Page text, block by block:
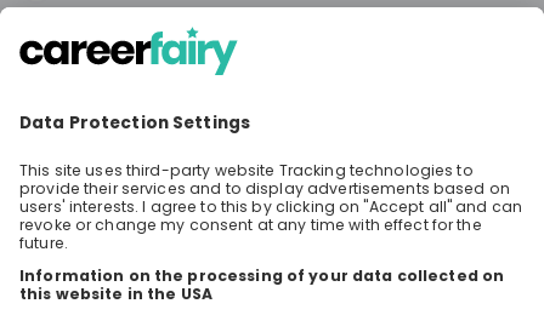
beim Kanton Bern bewegen?
sondern möchtest mit deiner Tätigkeit echten
sich anfühlt, einen Unterschied für unseren
Planeten 🌍 zu machen und wie auch du
etwas mit uns für das Klima bewegen kannst
🙌? Dann schalt ein und finde heraus, wie du
deine Karriere mit Sinn füllst 💡! Live auf
unserem grünen Sofa geben unsere jungen